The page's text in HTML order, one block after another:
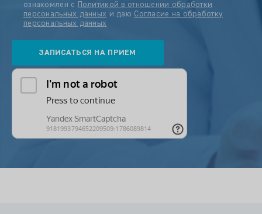
ознакомлен с
Политикой в отношении обработки
персональных данных и даю Согласие на обработку
персональных данных